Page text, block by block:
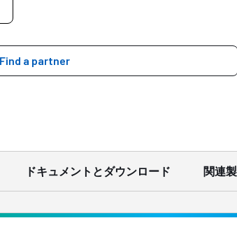
Find a partner
ドキュメントとダウンロード 関連